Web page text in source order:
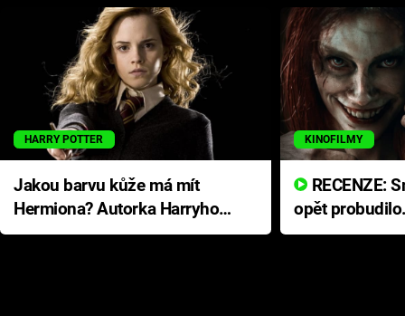
HARRY POTTER
Jakou barvu kůže má mít
Hermiona? Autorka Harryho
Pottera přišla s ráznou
KINOFILMY
opět
přichází s